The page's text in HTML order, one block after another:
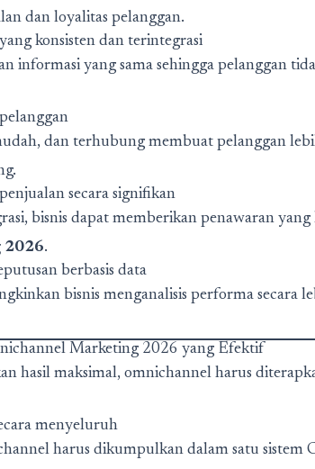
dan loyalitas pelanggan.
konsisten dan terintegrasi
informasi yang sama sehingga pelanggan
dan terhubung membuat pelanggan
secara signifikan
bisnis dapat memberikan penawaran
2026.
berbasis data
bisnis menganalisis performa secara
Marketing 2026 yang Efektif
hasil maksimal, omnichannel harus
menyeluruh
harus dikumpulkan dalam satu sistem